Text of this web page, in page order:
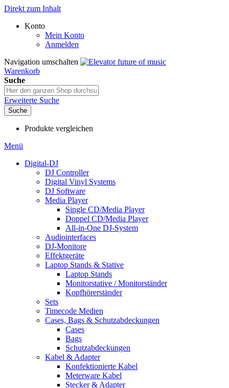
Direkt zum Inhalt
Konto
Mein Konto
Anmelden
Navigation umschalten
Warenkorb
Suche
Erweiterte Suche
Suche
Produkte vergleichen
Menü
Digital-DJ
DJ Controller
Digital Vinyl Systems
DJ Software
Media Player
Single CD/Media Player
Doppel CD/Media Player
All-in-One DJ-System
Audiointerfaces
DJ-Monitore
Effektgeräte
Laptop Stands & Stative
Laptop Stands
Monitorstative / Monitorständer
Kopfhörerständer
Sets
Timecode Medien
Cases, Bags & Schutzabdeckungen
Cases
Bags
Schutzabdeckungen
Kabel & Adapter
Konfektionierte Kabel
Meterware Kabel
Stecker & Adapter